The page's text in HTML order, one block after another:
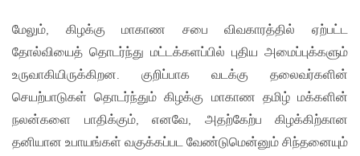
மேலும், கிழக்கு மாகாண சபை விவகாரத்தில் ஏற்பட்ட
தோல்வியைத் தொடர்ந்து மட்டக்களப்பில் புதிய அமைப்புக்களும்
உருவாகியிருக்கிறன. குறிப்பாக வடக்கு தலைவர்களின்
செயற்பாடுகள் தொடர்ந்தும் கிழக்கு மாகாண தமிழ் மக்களின்
நலன்களை பாதிக்கும், எனவே, அதற்கேற்ப கிழக்கிற்கான
தனியான உபாயங்கள் வகுக்கப்பட வேண்டுமென்னும் சிந்தனையும்